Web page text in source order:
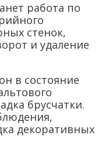
работа по
стенок,
и удаление
в состояние
брусчатки.
декоративных